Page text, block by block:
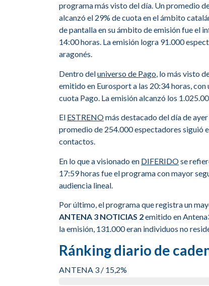
programa más visto del día. Un promedio
alcanzó el 29% de cuota en el ámbito
de pantalla en su ámbito de emisión fue el
14:00 horas. La emisión logra 91.000
aragonés.
Dentro deluniverso de Pago , lo más visto
emitido en Eurosport a las 20:34 horas,
cuota Pago. La emisión alcanzó los
El ESTRENOmás destacado del día de
promedio de 254.000 espectadores siguió
contactos.
En lo que a visionado en DIFERIDOse
17:59 horas fue el programa con mayor
audiencia lineal.
Por último, el programa que registra un
ANTENA 3 NOTICIAS 2emitido en
la emisión, 131.000 eran individuos no
Ránking diario de
ANTENA 3 / 15,2%